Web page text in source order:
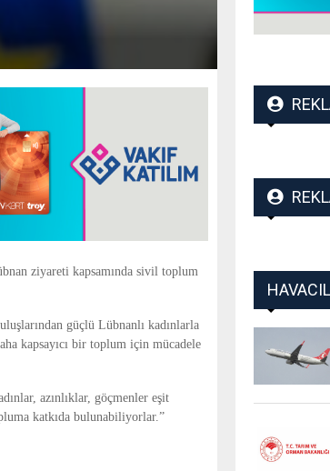
ziyareti kapsamında sivil toplum
güçlü Lübnanlı kadınlarla
kapsayıcı bir toplum için mücadele
azınlıklar, göçmenler eşit
katkıda bulunabiliyorlar.”